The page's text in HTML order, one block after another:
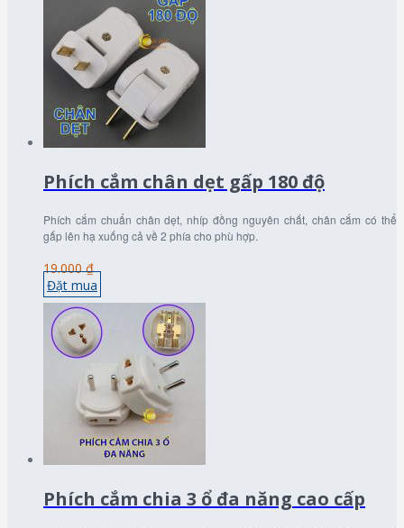
Phích cắm chân dẹt gấp 180 độ
Phích cắm chuẩn chân dẹt, nhíp đồng nguyên chất, chân cắm có thể
gấp lên hạ xuống cả về 2 phía cho phù hợp.
19.000 ₫
Đặt mua
Phích cắm chia 3 ổ đa năng cao cấp